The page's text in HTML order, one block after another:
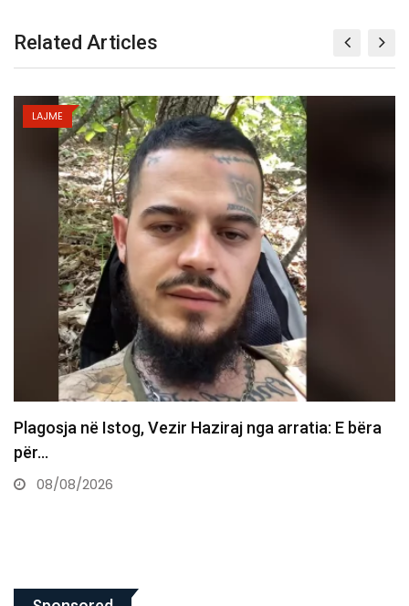
Related Articles
E bëra
LAJME
Vdes ish-luftëtari i UÇK-së Avni Hoxha